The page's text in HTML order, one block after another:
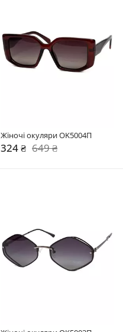
Жіночі окуляри OK5004П
324 ₴ 649 ₴